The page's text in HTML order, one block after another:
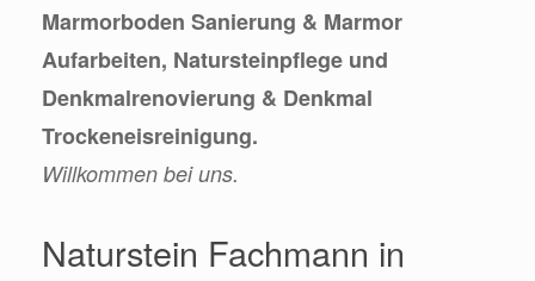
Marmorboden Sanierung & Marmor
Aufarbeiten, Natursteinpflege und
Denkmalrenovierung & Denkmal
Trockeneisreinigung.
Willkommen bei uns.
Naturstein Fachmann in